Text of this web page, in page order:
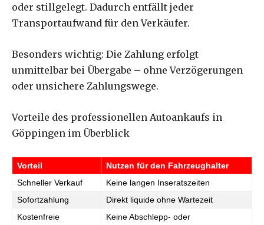
oder stillgelegt. Dadurch entfällt jeder
Transportaufwand für den Verkäufer.
Besonders wichtig: Die Zahlung erfolgt
unmittelbar bei Übergabe – ohne Verzögerungen
oder unsichere Zahlungswege.
Vorteile des professionellen Autoankaufs in
Göppingen im Überblick
Vorteil
Nutzen für den Fahrzeughalter
Schneller Verkauf
Keine langen Inseratszeiten
Sofortzahlung
Direkt liquide ohne Wartezeit
Kostenfreie
Keine Abschlepp- oder